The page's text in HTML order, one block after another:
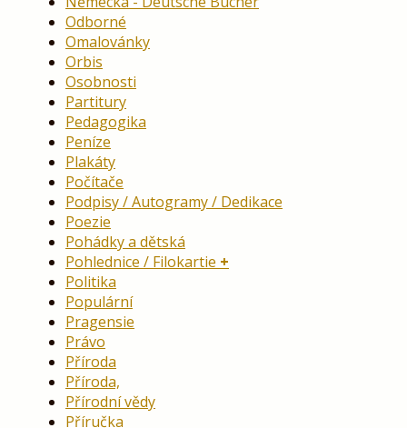
Odborné
Omalovánky
Orbis
Osobnosti
Partitury
Pedagogika
Peníze
Plakáty
Počítače
Podpisy / Autogramy / Dedikace
Poezie
Pohádky a dětská
Pohlednice / Filokartie
Politika
Populární
Pragensie
Právo
Příroda
Příroda,
Přírodní vědy
Příručka